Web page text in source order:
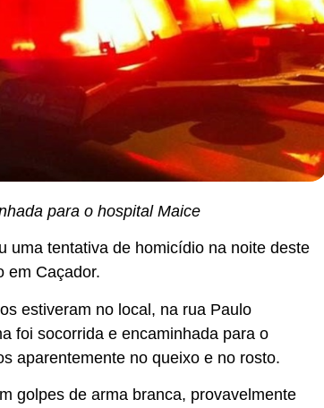
para o hospital Maice
uma tentativa de homicídio na noite deste
em Caçador.
estiveram no local, na rua Paulo
foi socorrida e encaminhada para o
aparentemente no queixo e no rosto.
golpes de arma branca, provavelmente